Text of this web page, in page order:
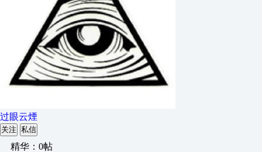
过眼云煙
关注 私信
精华：0帖